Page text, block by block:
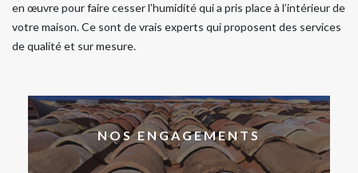
en œuvre pour faire cesser l’humidité qui a pris place à l’intérieur de
votre maison. Ce sont de vrais experts qui proposent des services
de qualité et sur mesure.
NOS ENGAGEMENTS